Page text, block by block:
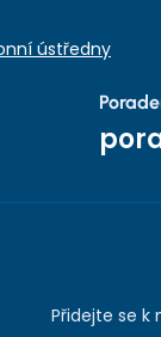
ústředny
Přidejte se k